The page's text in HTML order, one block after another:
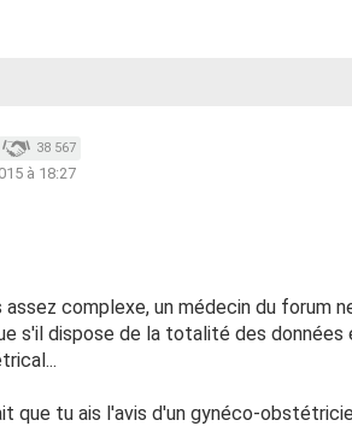
38 567
à 18:27
assez complexe, un médecin du forum
s'il dispose de la totalité des
que tu ais l'avis d'un gynéco-